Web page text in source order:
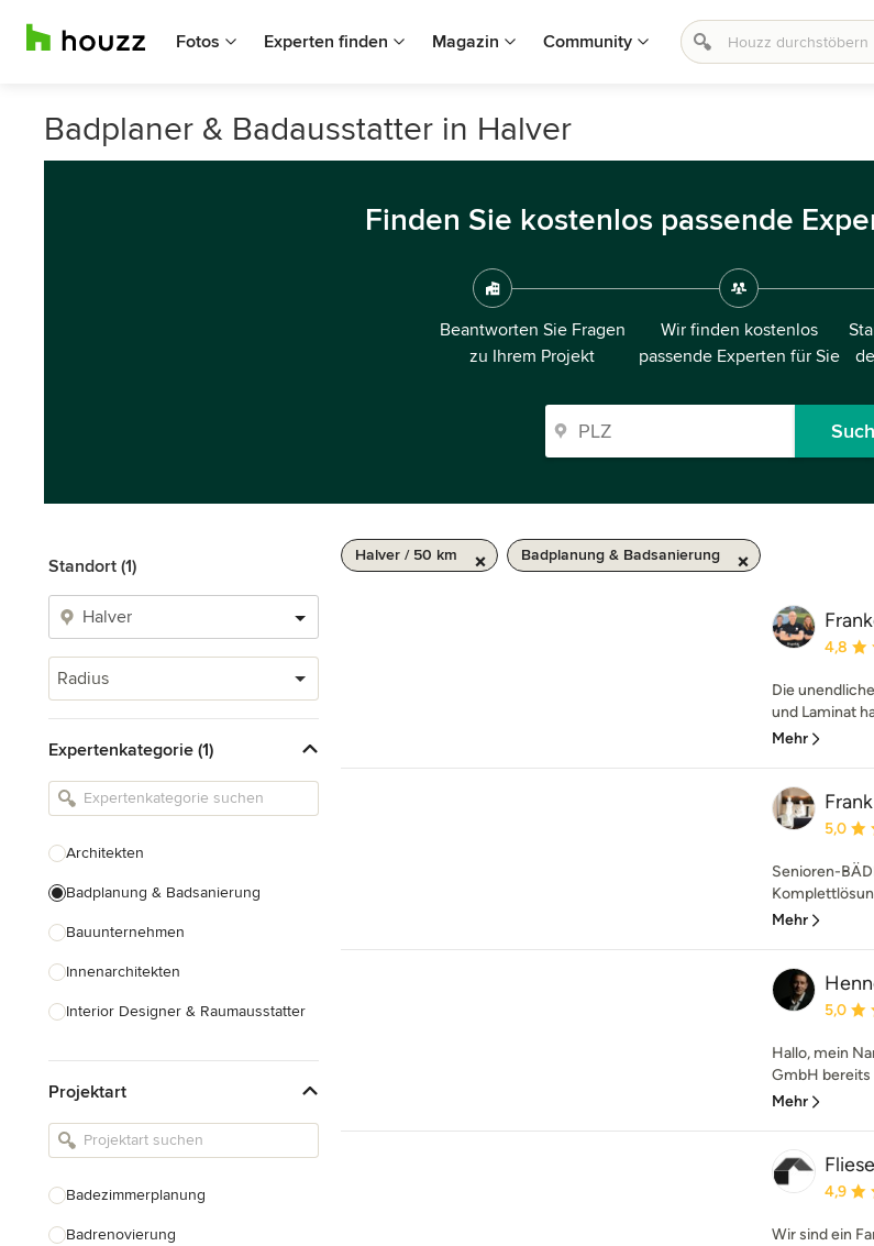
Fotos Experten finden Magazin Community
Badplaner & Badausstatter in Halver
Finden Sie kostenlos passende
Beantworten Sie Fragen
zu Ihrem Projekt
Wir finden kostenlos
passende Experten für Sie
Standort (1)
Radius
Expertenkategorie (1)
Architekten
Badplanung & Badsanierung
Bauunternehmen
Innenarchitekten
Interior Designer & Raumausstatter
Landschaftsarchitekten
Armaturen & Sanitärbedarf
Einbauschränke
Projektart
Badezimmerplanung
Badrenovierung
Halver / 50 km Badplanung & Badsanierung
4,8
Die
und Laminat
Mehr
5,0
Senioren-
Mehr
5,0
Hallo, mein
GmbH bereits
Mehr
4,9
Wir sind ein